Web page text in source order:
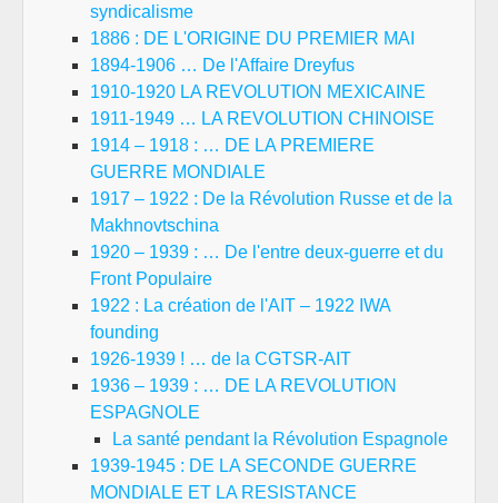
syndicalisme
1886 : DE L'ORIGINE DU PREMIER MAI
1894-1906 … De l'Affaire Dreyfus
1910-1920 LA REVOLUTION MEXICAINE
1911-1949 … LA REVOLUTION CHINOISE
1914 – 1918 : … DE LA PREMIERE
GUERRE MONDIALE
1917 – 1922 : De la Révolution Russe et de la
Makhnovtschina
1920 – 1939 : … De l'entre deux-guerre et du
Front Populaire
1922 : La création de l'AIT – 1922 IWA
founding
1926-1939 ! … de la CGTSR-AIT
1936 – 1939 : … DE LA REVOLUTION
ESPAGNOLE
La santé pendant la Révolution Espagnole
1939-1945 : DE LA SECONDE GUERRE
MONDIALE ET LA RESISTANCE